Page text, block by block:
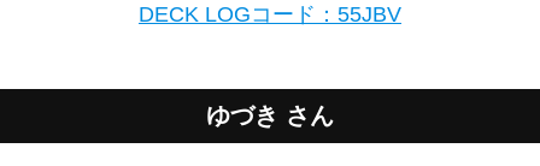
DECK LOGコード：55JBV
ゆづき さん